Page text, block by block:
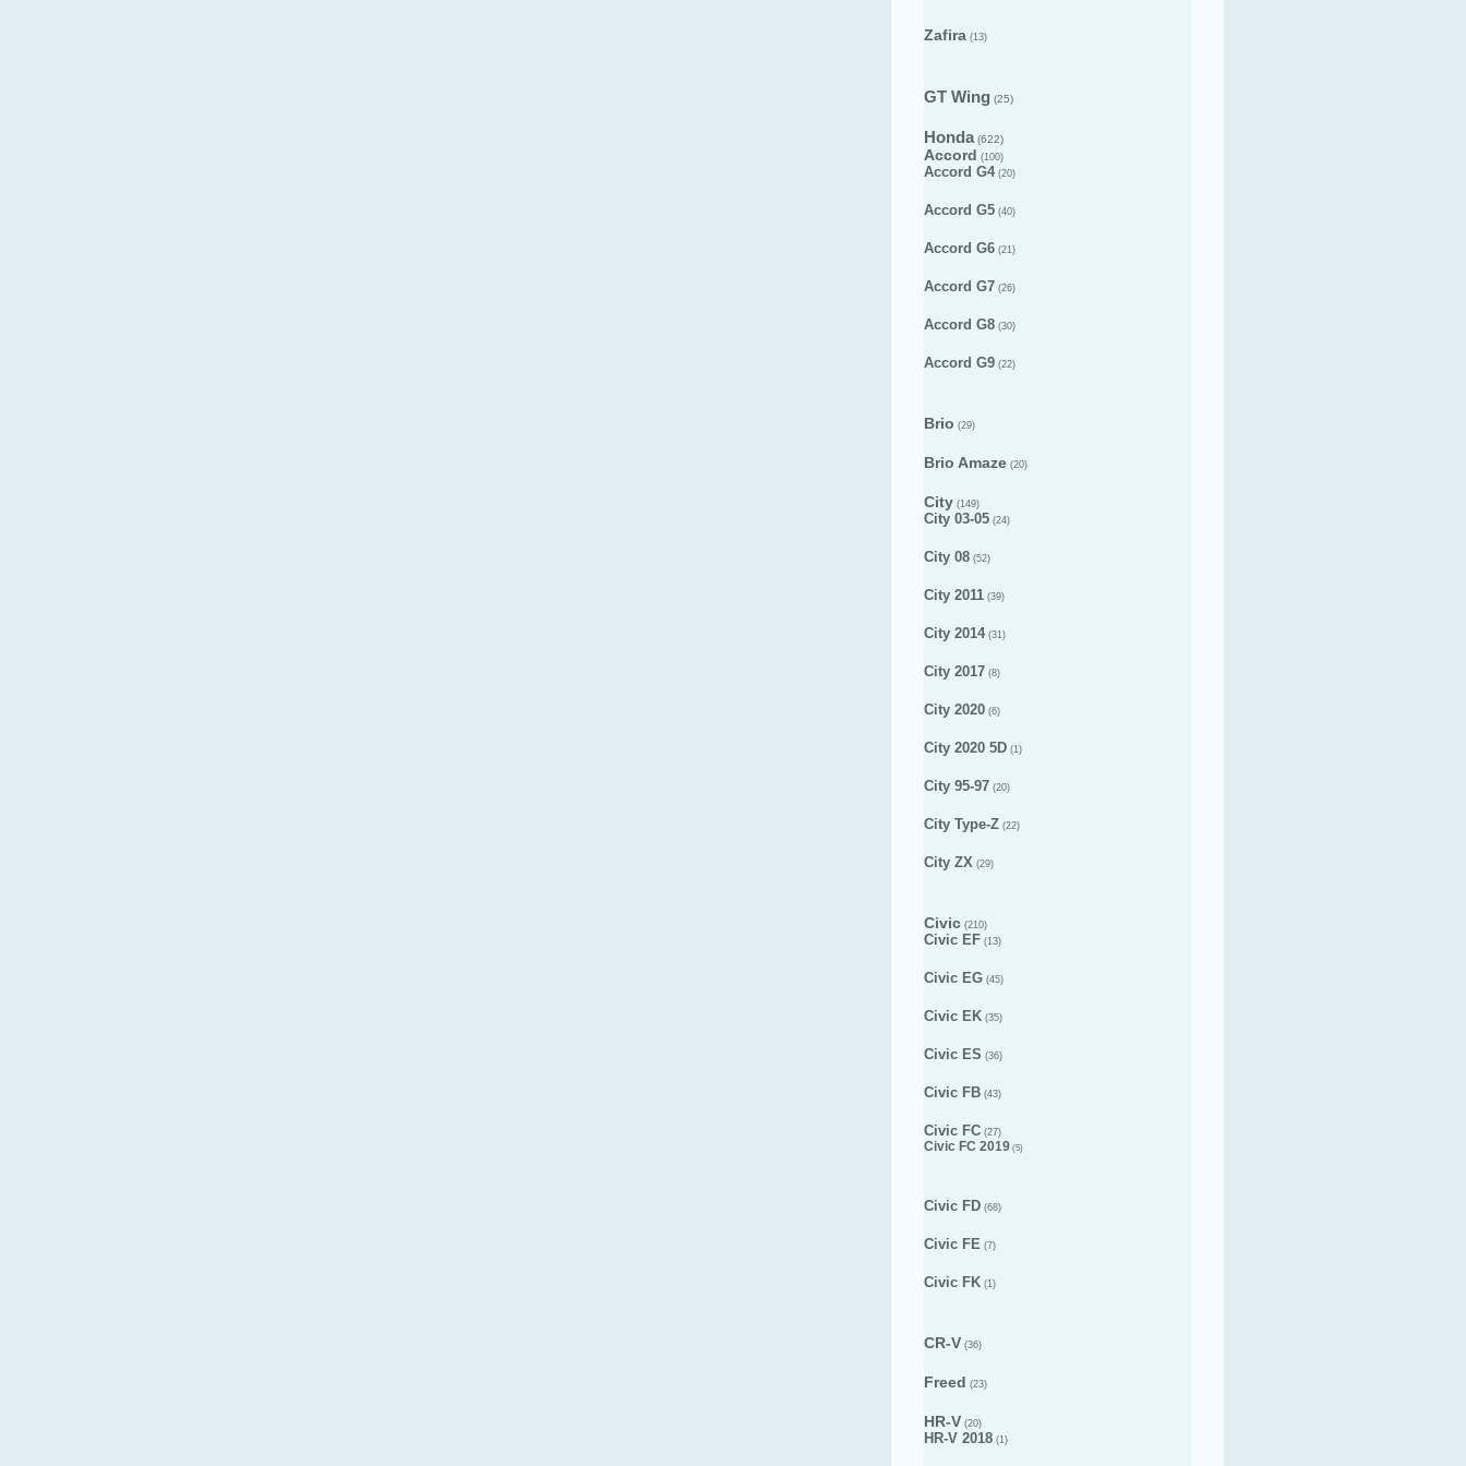
Zafira (13)
GT Wing (25)
Honda (622)
Accord (100)
Accord G4(20)
Accord G5 (40)
Accord G6 (21)
Accord G7 (26)
Accord G8 (30)
Accord G9 (22)
Brio (29)
Brio Amaze (20)
City (149)
City 03-05 (24)
City 08 (52)
City 2011 (39)
City 2014(31)
City 2017 (8)
City 2020 (6)
City 2020 5D (1)
City 95-97 (20)
City Type-Z (22)
City ZX (29)
Civic (210)
Civic EF (13)
Civic EG (45)
Civic EK (35)
Civic ES (36)
Civic FB (43)
Civic FC (27)
Civic FC 2019 (5)
Civic FD (68)
Civic FE (7)
Civic FK (1)
CR-V (36)
Freed (23)
HR-V (20)
HR-V 2018 (1)